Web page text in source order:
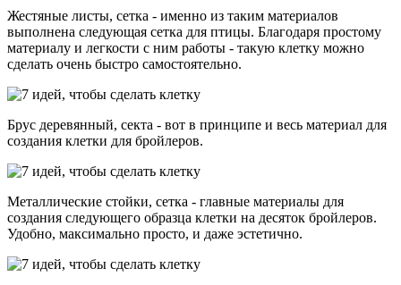
Жестяные листы, сетка - именно из таким материалов
выполнена следующая сетка для птицы. Благодаря простому
материалу и легкости с ним работы - такую клетку можно
сделать очень быстро самостоятельно.
Брус деревянный, секта - вот в принципе и весь материал для
создания клетки для бройлеров.
Металлические стойки, сетка - главные материалы для
создания следующего образца клетки на десяток бройлеров.
Удобно, максимально просто, и даже эстетично.